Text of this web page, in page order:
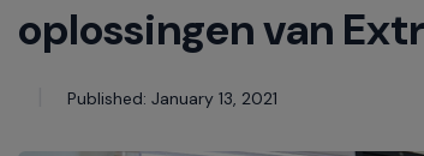
and
commands.
oplossingen van
Published: January 13, 2021